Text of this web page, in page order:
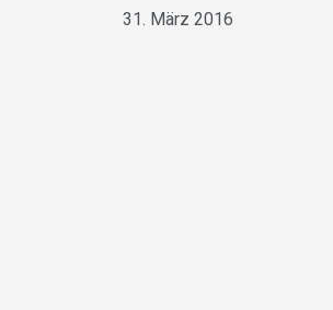
31. März 2016